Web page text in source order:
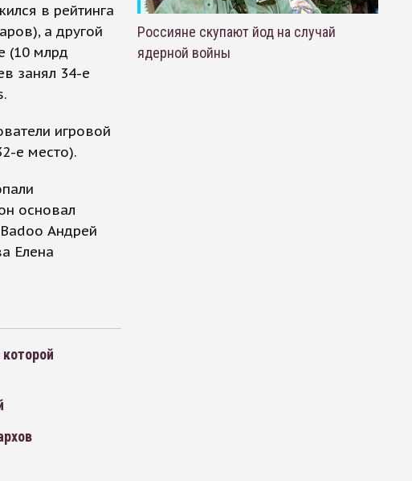
в рейтинга
а другой
(10 млрд
занял 34-е
игровой
е место).
основал
Андрей
Елена
Россияне скупают йод на случай
ядерной войны